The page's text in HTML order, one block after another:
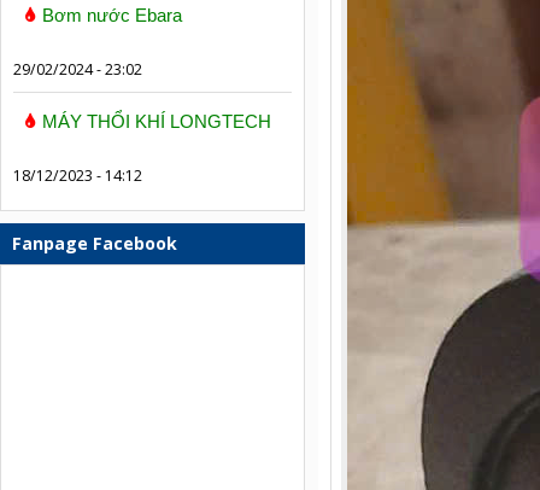
Bơm nước Ebara
29/02/2024 - 23:02
MÁY THỔI KHÍ LONGTECH
18/12/2023 - 14:12
Fanpage Facebook